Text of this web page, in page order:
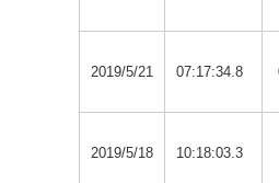
2019/5/21 07:17:34.8
2019/5/18 10:18:03.3